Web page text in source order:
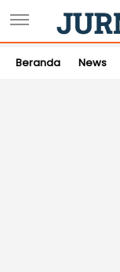
Beranda News